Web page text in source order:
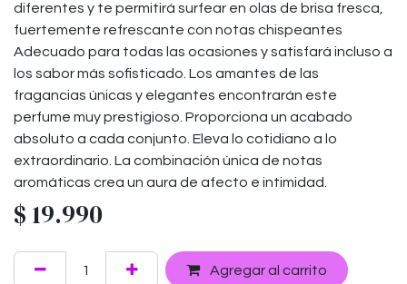
diferentes y te permitirá surfear en olas de brisa fresca,
fuertemente refrescante con notas chispeantes
Adecuado para todas las ocasiones y satisfará incluso a
los sabor más sofisticado. Los amantes de las
fragancias únicas y elegantes encontrarán este
perfume muy prestigioso. Proporciona un acabado
absoluto a cada conjunto. Eleva lo cotidiano a lo
extraordinario. La combinación única de notas
aromáticas crea un aura de afecto e intimidad.
$ 19.990
Agregar al carrito